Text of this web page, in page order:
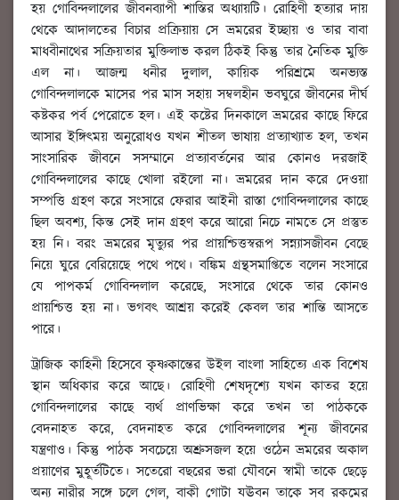
হয় গোবিন্দলালের জীবনব্যাপী শাস্তির অধ্যায়টি। রোহিণী হত্যার দায়
থেকে আদালতের বিচার প্রক্রিয়ায় সে ভ্রমরের ইচ্ছায় ও তার বাবা
মাধবীনাথের সক্রিয়তার মুক্তিলাভ করল ঠিকই কিন্তু তার নৈতিক মুক্তি
এল না। আজন্ম ধনীর দুলাল, কায়িক পরিশ্রমে অনভ্যস্ত
গোবিন্দলালকে মাসের পর মাস সহায় সম্বলহীন ভবঘুরে জীবনের দীর্ঘ
কষ্টকর পর্ব পেরোতে হল। এই কষ্টের দিনকালে ভ্রমরের কাছে ফিরে
আসার ইঙ্গিৎময় অনুরোধও যখন শীতল ভাষায় প্রত্যাখ্যাত হল, তখন
সাংসারিক জীবনে সসম্মানে প্রত্যাবর্তনের আর কোনও দরজাই
গোবিন্দলালের কাছে খোলা রইলো না। ভ্রমরের দান করে দেওয়া
সম্পত্তি গ্রহণ করে সংসারে ফেরার আইনী রাস্তা গোবিন্দলালের কাছে
ছিল অবশ্য, কিন্ত সেই দান গ্রহণ করে আরো নিচে নামতে সে প্রস্তুত
হয় নি। বরং ভ্রমরের মৃত্যুর পর প্রায়শ্চিত্তস্বরূপ সন্ন্যাসজীবন বেছে
নিয়ে ঘুরে বেরিয়েছে পথে পথে। বঙ্কিম গ্রন্থসমাপ্তিতে বলেন সংসারে
যে পাপকর্ম গোবিন্দলাল করেছে, সংসারে থেকে তার কোনও
প্রায়শ্চিত্ত হয় না। ভগবৎ আশ্রয় করেই কেবল তার শান্তি আসতে
পারে।
ট্রাজিক কাহিনী হিসেবে কৃষ্ণকান্তের উইল বাংলা সাহিত্যে এক বিশেষ
স্থান অধিকার করে আছে। রোহিণী শেষদৃশ্যে যখন কাতর হয়ে
গোবিন্দলালের কাছে ব্যর্থ প্রাণভিক্ষা করে তখন তা পাঠককে
বেদনাহত করে, বেদনাহত করে গোবিন্দলালের শূন্য জীবনের
যন্ত্রণাও। কিন্তু পাঠক সবচেয়ে অশ্রুসজল হয়ে ওঠেন ভ্রমরের অকাল
প্রয়াণের মুহূর্তটিতে। সতেরো বছরের ভরা যৌবনে স্বামী তাকে ছেড়ে
অন্য নারীর সঙ্গে চলে গেল, বাকী গোটা যঊবন তাকে সব রকমের